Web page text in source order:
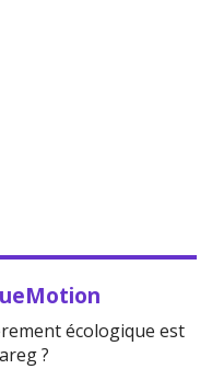
écologique est
?